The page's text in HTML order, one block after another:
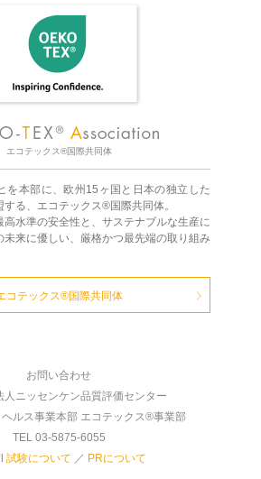
エコテックス®国際共同体
を本部に、欧州15ヶ国と日本の独立した
る、エコテックス®国際共同体。
高水準の安全性と、サステナブルな生産に
未来に優しい、厳格かつ最先端の取り組み
コテックス®国際共同体
お問い合わせ
人ニッセンケン品質評価センター
ルス事業本部 エコテックス®事業部
TEL 03-5875-6055
試験について ／ PRについて